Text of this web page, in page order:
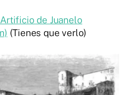
de Juanelo
(Tienes que verlo)